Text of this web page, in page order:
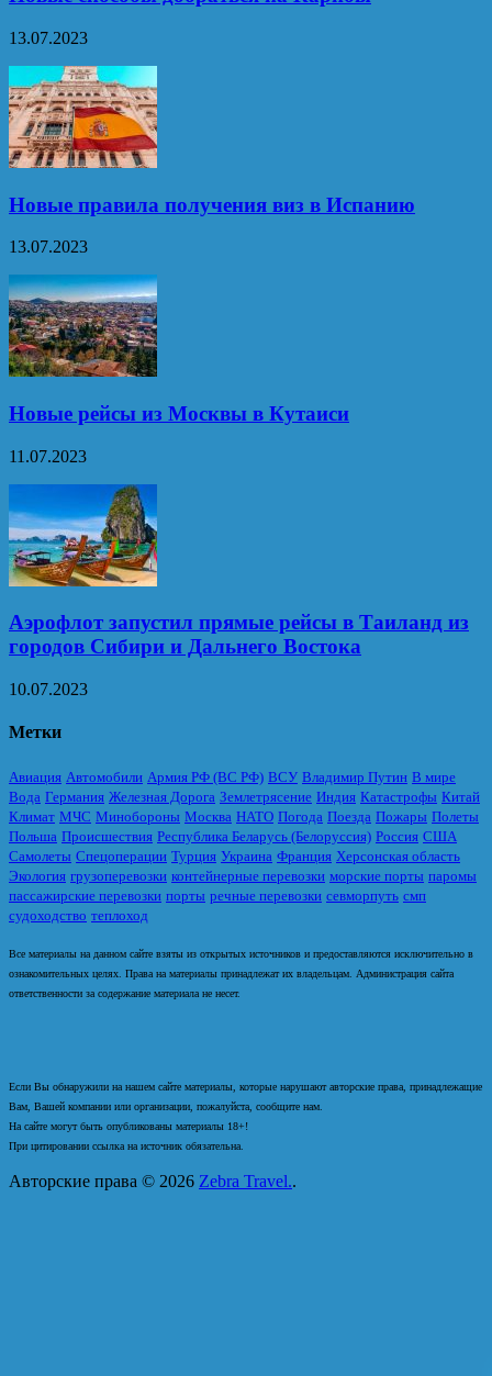
13.07.2023
Новые правила получения виз в Испанию
13.07.2023
Новые рейсы из Москвы в Кутаиси
11.07.2023
Аэрофлот запустил прямые рейсы в Таиланд из
городов Сибири и Дальнего Востока
10.07.2023
Метки
Авиация Автомобили Армия РФ (ВС РФ) ВСУ Владимир Путин В мире
Вода Германия Железная Дорога Землетрясение Индия Катастрофы Китай
Климат МЧС Минобороны Москва НАТО Погода Поезда Пожары Полеты
Польша Происшествия Республика Беларусь (Белоруссия) Россия США
Самолеты Спецоперации Турция Украина Франция Херсонская область
Экология грузоперевозки контейнерные перевозки морские порты паромы
пассажирские перевозки порты речные перевозки севморпуть смп
судоходство теплоход
Все материалы на данном сайте взяты из открытых источников и предоставляются исключительно в
ознакомительных целях. Права на материалы принадлежат их владельцам. Администрация сайта
ответственности за содержание материала не несет.
Если Вы обнаружили на нашем сайте материалы, которые нарушают авторские права, принадлежащие
Вам, Вашей компании или организации, пожалуйста, сообщите нам.
На сайте могут быть опубликованы материалы 18+!
При цитировании ссылка на источник обязательна.
Авторские права © 2026 Zebra Travel..